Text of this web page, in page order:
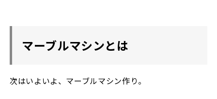
マーブルマシンとは
次はいよいよ、マーブルマシン作り。